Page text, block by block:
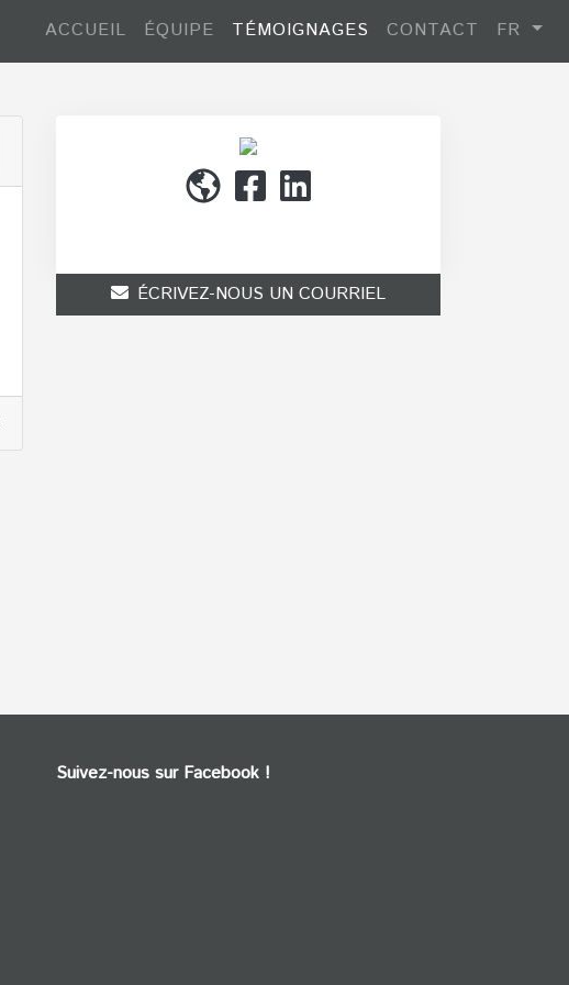
ACCUEIL ÉQUIPE TÉMOIGNAGES CONTACT FR
ÉCRIVEZ-NOUS UN COURRIEL
Suivez-nous sur Facebook !